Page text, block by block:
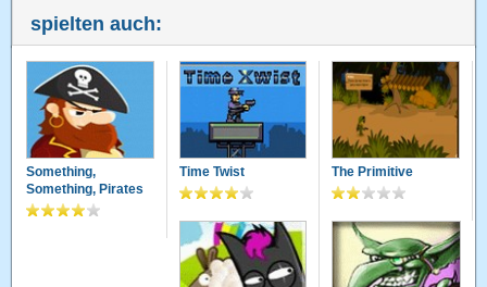
spielten auch:
Something,
Something, Pirates
Time Twist The Primitive